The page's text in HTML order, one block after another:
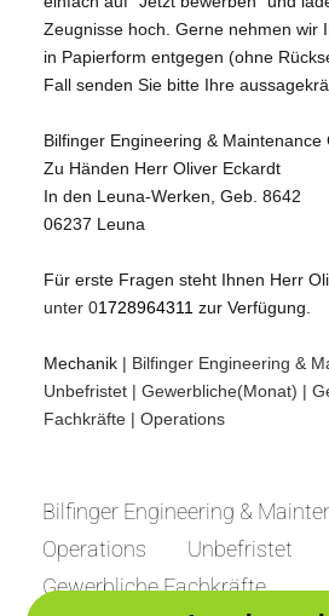
Zeugnisse hoch. Gerne nehmen wir
in Papierform entgegen (ohne
Fall senden Sie bitte Ihre
Bilfinger Engineering & Maintenance
Zu Händen Herr Oliver Eckardt
In den Leuna-Werken, Geb. 8642
06237 Leuna
Für erste Fragen steht Ihnen Herr
unter 01728964311 zur Verfügung.
Mechanik | Bilfinger Engineering &
Unbefristet | Gewerbliche(Monat) |
Fachkräfte | Operations
Bilfinger Engineering &
Operations
Unbefristet
Gewerbliche Fachkräfte